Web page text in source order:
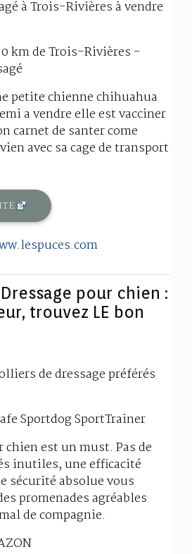
à Trois-Rivières à vendre
km de Trois-Rivières -
petite chienne chihuahua
a vendre elle est vacciner
carnet de santer come
avec sa cage de transport
pour chien :
trouvez LE bon
de dressage préférés
Sportdog SportTrainer
chien est un must. Pas de
inutiles, une efficacité
sécurité absolue vous
promenades agréables
de compagnie.